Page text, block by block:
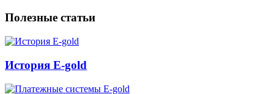
Полезные статьи
История E-gold